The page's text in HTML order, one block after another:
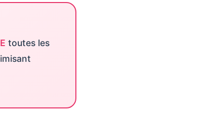
toutes les